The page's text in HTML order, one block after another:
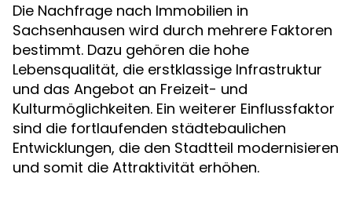
Die Nachfrage nach Immobilien in
Sachsenhausen wird durch mehrere Faktoren
bestimmt. Dazu gehören die hohe
Lebensqualität, die erstklassige Infrastruktur
und das Angebot an Freizeit- und
Kulturmöglichkeiten. Ein weiterer Einflussfaktor
sind die fortlaufenden städtebaulichen
Entwicklungen, die den Stadtteil modernisieren
und somit die Attraktivität erhöhen.